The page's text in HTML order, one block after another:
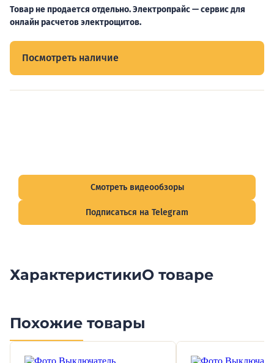
Товар не продается отдельно. Электропрайс — сервис для
онлайн расчетов электрощитов.
Посмотреть наличие
Смотреть видеообзоры
Подписаться на Telegram
ХарактеристикиО товаре
Похожие товары